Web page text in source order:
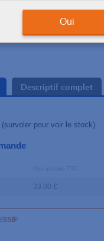
Oui
Descriptif complet
(survoler pour voir le stock)
33.00 €